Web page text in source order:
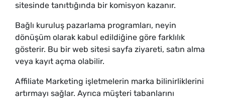
sitesinde tanıttığında bir komisyon kazanır.
Bağlı kuruluş pazarlama programları, neyin
dönüşüm olarak kabul edildiğine göre farklılık
gösterir. Bu bir web sitesi sayfa ziyareti, satın alma
veya kayıt açma olabilir.
Affiliate Marketing işletmelerin marka bilinirliklerini
artırmayı sağlar. Ayrıca müşteri tabanlarını